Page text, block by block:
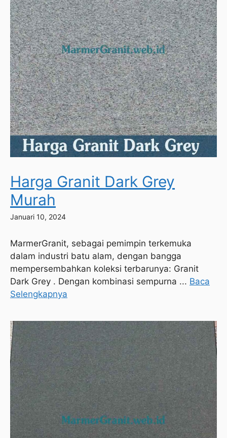
Harga Granit Dark Grey
Murah
Januari 10, 2024
MarmerGranit, sebagai pemimpin terkemuka
dalam industri batu alam, dengan bangga
mempersembahkan koleksi terbarunya: Granit
Dark Grey . Dengan kombinasi sempurna ... Baca
Selengkapnya